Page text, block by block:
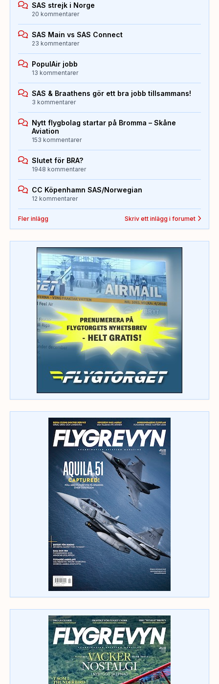
SAS strejk i Norge
20 kommentarer
SAS Main vs SAS Connect
23 kommentarer
PopulAir jobb
13 kommentarer
SAS & Braathens gör ett bra jobb tillsammans!
3 kommentarer
Nytt flygbolag startar på Bromma – Skåne
Aviation
153 kommentarer
Slutet för BRA?
1948 kommentarer
CC Köpenhamn SAS/Norwegian
12 kommentarer
Fler inlägg Skriv ett inlägg i forumet